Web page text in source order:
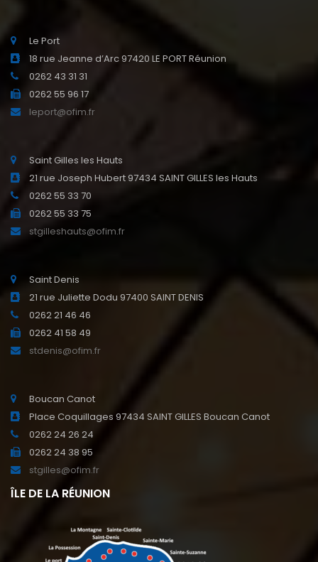
Le Port
18 rue Jeanne d’Arc 97420 LE PORT Réunion
0262 43 31 31
0262 55 96 17
leport@ofim.fr
Saint Gilles les Hauts
21 rue Joseph Hubert 97434 SAINT GILLES les Hauts
0262 55 33 70
0262 55 33 75
stgilleshauts@ofim.fr
Saint Denis
21 rue Juliette Dodu 97400 SAINT DENIS
0262 21 46 46
0262 41 58 49
stdenis@ofim.fr
Boucan Canot
Place Coquillages 97434 SAINT GILLES Boucan Canot
0262 24 26 24
0262 24 38 95
stgilles@ofim.fr
ÎLE DE LA RÉUNION